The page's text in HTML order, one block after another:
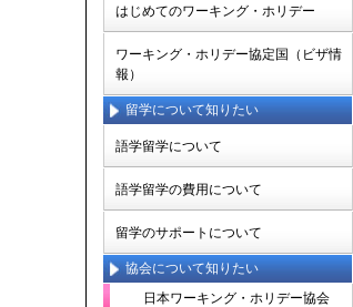
はじめてのワーキング・ホリデー
ワーキング・ホリデー協定国（ビザ情
報）
留学について知りたい
語学留学について
語学留学の費用について
留学のサポートについて
協会について知りたい
日本ワーキング・ホリデー協会